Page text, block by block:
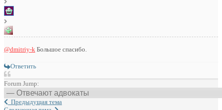
@dmitriy-k Большое спасибо.
Ответить
Forum Jump:
Предыдущая тема